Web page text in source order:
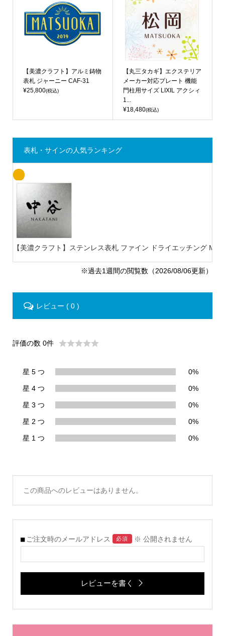
【美濃クラフト】アルミ鋳物
表札 ジャーニー CAF-31
¥25,800(税込)
【丸三タカギ】エクステリア
メーカー対応プレート 機能
門柱用サイズ LIXIL アクシィ
1...
¥18,480(税込)
表札・サインの人気ランキング
【美濃クラフト】ステンレス表札 ファイン ドライエッチング MB-
※過去1週間の閲覧数（2026/08/06更新）
レビュー ( 0 )
評価の数 0件
星 5 つ 0%
星 4 つ 0%
星 3 つ 0%
星 2 つ 0%
星 1 つ 0%
この商品へのレビューはありません。
ご注文時のメールアドレス 必須 ※ 公開されません
レビューを書く